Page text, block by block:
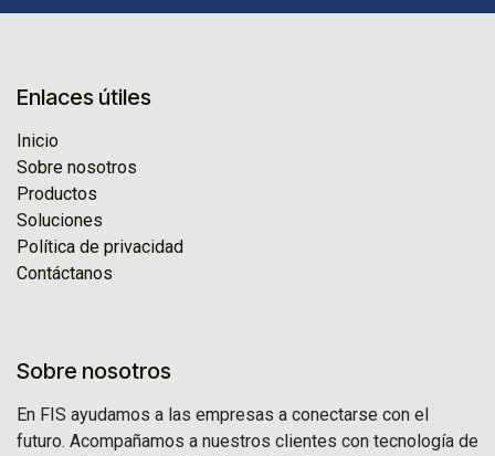
Enlaces útiles
Inicio
Sobre nosotros
Productos
Soluciones
Política de privacidad
Contáctanos
Sobre nosotros
En FIS ayudamos a las empresas a conectarse con el
futuro. Acompañamos a nuestros clientes con tecnología de